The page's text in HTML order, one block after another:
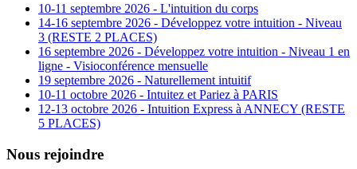
10-11 septembre 2026 - L'intuition du corps
14-16 septembre 2026 - Développez votre intuition - Niveau
3 (RESTE 2 PLACES)
16 septembre 2026 - Développez votre intuition - Niveau 1 en
ligne - Visioconférence mensuelle
19 septembre 2026 - Naturellement intuitif
10-11 octobre 2026 - Intuitez et Pariez à PARIS
12-13 octobre 2026 - Intuition Express à ANNECY (RESTE
5 PLACES)
Nous rejoindre